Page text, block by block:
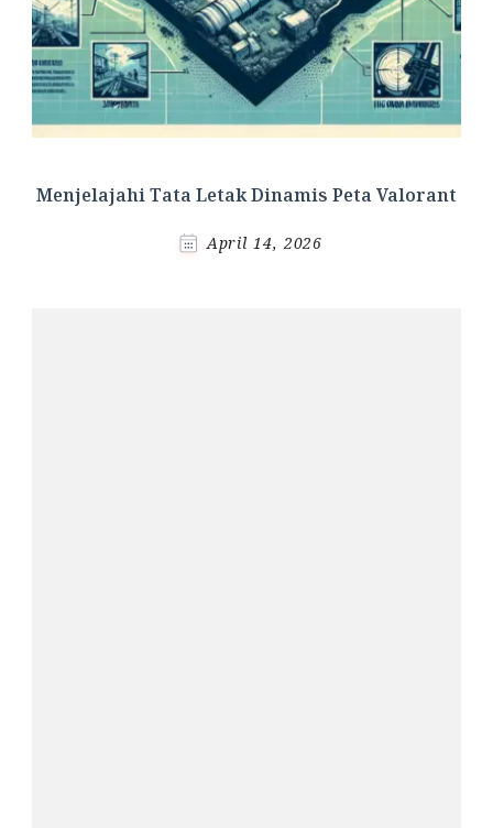
Menjelajahi Tata Letak Dinamis Peta Valorant
April 14, 2026